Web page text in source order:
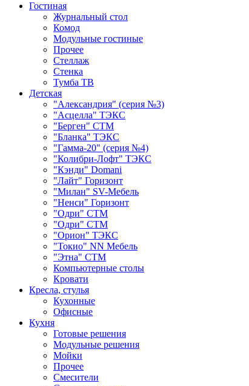
Гостиная
Журнальный стол
Комод
Модульные гостиные
Прочее
Стеллаж
Стенка
Тумба ТВ
Детская
"Александрия" (серия №3)
"Асцелла" ТЭКС
"Берген" СТМ
"Бланка" ТЭКС
"Гамма-20" (серия №4)
"Колибри-Лофт" ТЭКС
"Кэнди" Domani
"Лайт" Горизонт
"Милан" SV-Мебель
"Ненси" Горизонт
"Одри" СТМ
"Одри" СТМ
"Орион" ТЭКС
"Токио" NN Мебель
"Этна" СТМ
Компьютерные столы
Кровати
Кресла, стулья
Кухонные
Офисные
Кухня
Готовые решения
Модульные решения
Мойки
Прочее
Смесители